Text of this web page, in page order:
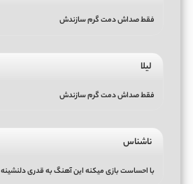
فقط صداش دمت گرم سازندش
لیلا
فقط صداش دمت گرم سازندش
ناشناس
با احساست بازی میکنه این آهنگ به قدری دلنشینه